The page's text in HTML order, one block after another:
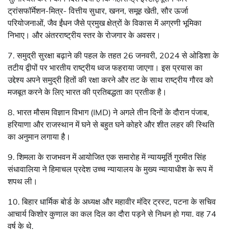
ट्रांसफॉर्मेशन-मित्र- वित्तीय सुधार, खनन, समूह खेती, सौर ऊर्जा
परियोजनाओं, जैव ईंधन जैसे प्रमुख क्षेत्रों के विकास में अग्रणी भूमिका
निभाए। और अंतरराष्ट्रीय स्तर के रोजगार के अवसर।
7. समुद्री सुरक्षा बढ़ाने की पहल के तहत 26 जनवरी, 2024 से ओडिशा के
तटीय द्वीपों पर भारतीय राष्ट्रीय ध्वज फहराया जाएगा। इस प्रयास का
उद्देश्य अपने समुद्री हितों की रक्षा करने और तट के साथ राष्ट्रीय गौरव को
मजबूत करने के लिए भारत की प्रतिबद्धता का प्रतीक है।
8. भारत मौसम विज्ञान विभाग (IMD) ने अगले तीन दिनों के दौरान पंजाब,
हरियाणा और राजस्थान में घने से बहुत घने कोहरे और शीत लहर की स्थिति
का अनुमान लगाया है।
9. शिमला के राजभवन में आयोजित एक समारोह में न्यायमूर्ति गुरमीत सिंह
संधावालिया ने हिमाचल प्रदेश उच्च न्यायालय के मुख्य न्यायाधीश के रूप में
शपथ ली।
10. बिहार धार्मिक बोर्ड के अध्यक्ष और महावीर मंदिर ट्रस्ट, पटना के सचिव
आचार्य किशोर कुणाल का कल दिल का दौरा पड़ने से निधन हो गया. वह 74
वर्ष के थे.